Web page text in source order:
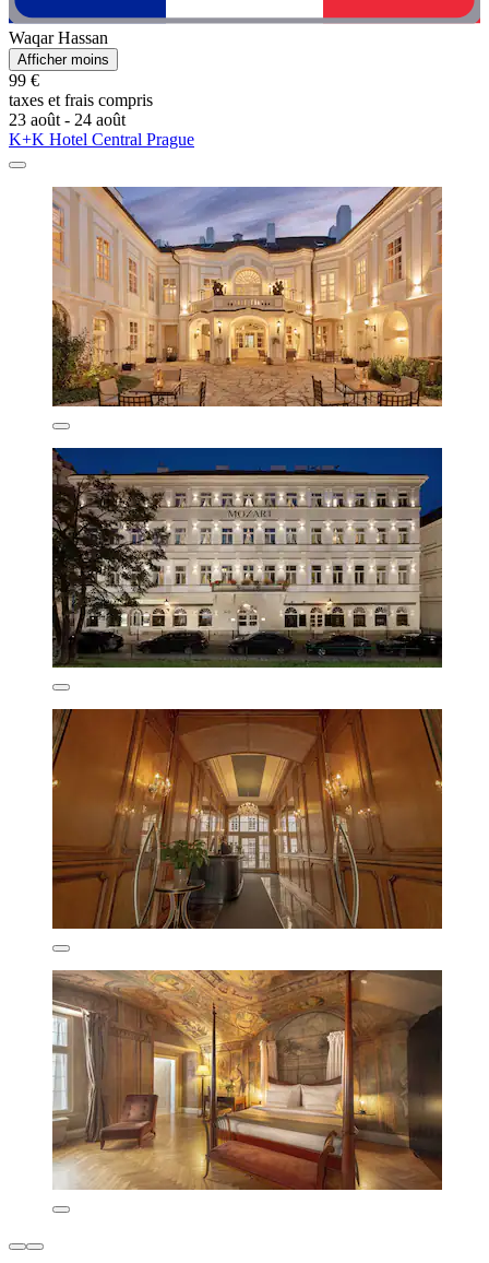
Waqar Hassan
Afficher moins
99 €
taxes et frais compris
23 août - 24 août
K+K Hotel Central Prague